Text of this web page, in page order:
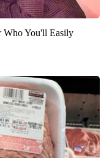
Who You'll Easily